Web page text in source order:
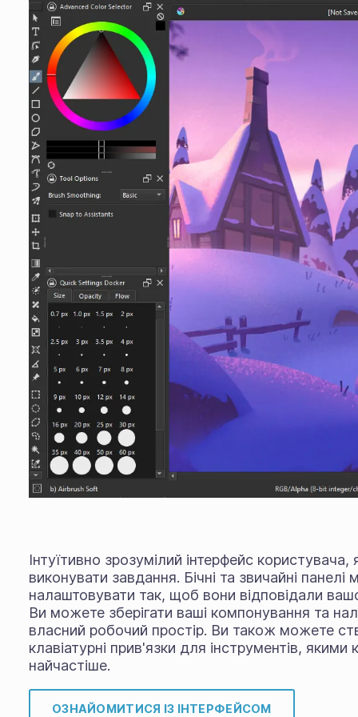
Інтуїтивно зрозумілий інтерфейс
виконувати завдання. Бічні та звичайні
налаштовувати так, щоб вони відповідали
Ви можете зберігати ваші компонування та
власний робочий простір. Ви також можете
клавіатурні прив'язки для інструментів, якими
найчастіше.
ОЗНАЙОМИТИСЯ ІЗ ІНТЕРФЕЙСОМ